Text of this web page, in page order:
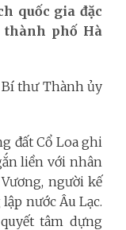
quốc gia đặc
thành phố Hà
thư Thành ủy
đất Cổ Loa ghi
liền với nhân
người kế
nước Âu Lạc.
tâm dựng